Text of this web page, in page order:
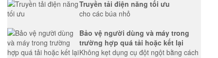
Truyền tải điện năng tối ưu
cho các búa nhỏ
Bảo vệ người dùng và máy trong
trường hợp quá tải hoặc kết lại
Không kẹt dụng cụ đột ngột bằng cách